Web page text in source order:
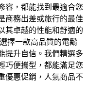
容，都能找到最適合您
商務出差或旅行的最佳
其卓越的性能和舒適的
擇一款高品質的電鬍
提升自信。我們精選多
巧便攜型，都能滿足您
優惠促銷，人氣商品不